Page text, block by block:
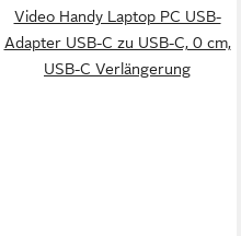
Video Handy Laptop PC USB-
Adapter USB-C zu USB-C, 0 cm,
USB-C Verlängerung